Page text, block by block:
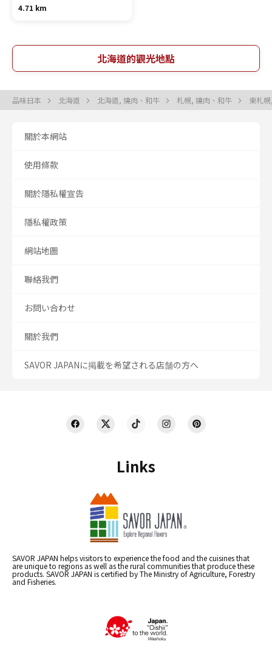
4.71 km
北海道的觀光地點
品味日本 北海道 北海道, 燒肉、和牛 札幌, 燒肉、和牛 東札
Links
SAVOR JAPAN helps visitors to experience the food and the cuisines that
are unique to regions as well as the rural communities that produce these
products. SAVOR JAPAN is certified by The Ministry of Agriculture, Forestry
and Fisheries.
關於本網站
使用條款
關於隱私權宣告
隱私權政策
網站地圖
聯絡我們
お問い合わせ
關於我們
SAVOR JAPANに掲載を希望される店舗の方へ